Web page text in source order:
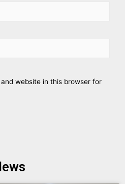
website in this browser for